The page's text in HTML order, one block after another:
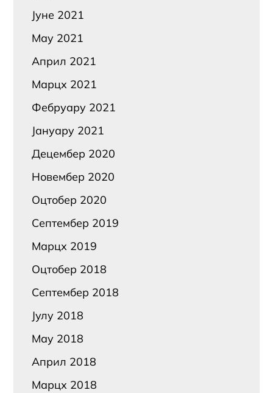
Јуне 2021
Маy 2021
Април 2021
Марцх 2021
Фебруарy 2021
Јануарy 2021
Децембер 2020
Новембер 2020
Оцтобер 2020
Септембер 2019
Марцх 2019
Оцтобер 2018
Септембер 2018
Јулy 2018
Маy 2018
Април 2018
Марцх 2018